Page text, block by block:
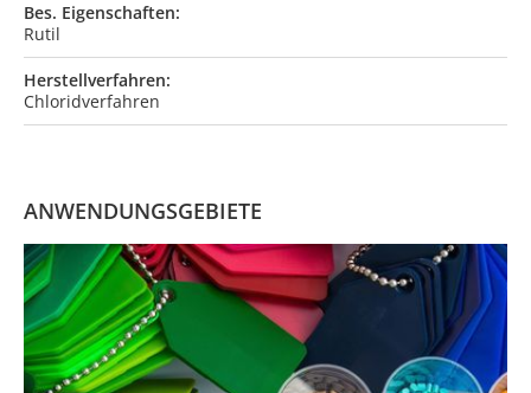
Bes. Eigenschaften:
Rutil
Herstellverfahren:
Chloridverfahren
ANWENDUNGSGEBIETE